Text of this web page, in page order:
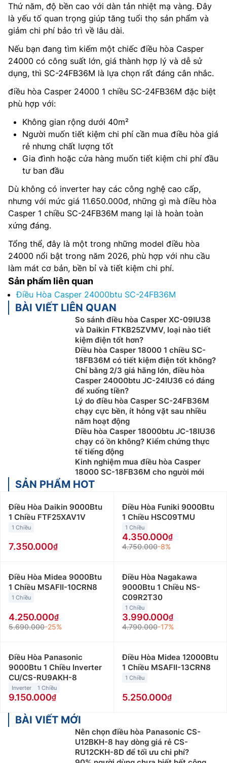
Thứ năm, độ bền cao với dàn tản nhiệt mạ vàng. Đây
là yếu tố quan trọng giúp tăng tuổi thọ sản phẩm và
giảm chi phí bảo trì về lâu dài.
Nếu bạn đang tìm kiếm một chiếc điều hòa Casper
24000 có công suất lớn, giá thành hợp lý và dễ sử
dụng, thì SC-24FB36M là lựa chọn rất đáng cân nhắc.
điều hòa Casper 24000 1 chiều SC-24FB36M đặc biệt
phù hợp với:
Không gian rộng dưới 40m²
Người muốn tiết kiệm chi phí cần mua điều hòa giá
rẻ nhưng chất lượng tốt
Gia đình hoặc cửa hàng muốn tiết kiệm chi phí đầu
tư ban đầu
Dù không có inverter hay các công nghệ cao cấp,
nhưng với mức giá 11.650.000đ, những gì mà điều hòa
Casper 1 chiều SC-24FB36M mang lại là hoàn toàn
xứng đáng.
Tổng thể, đây là một trong những model điều hòa
24000 nổi bật trong năm 2026, phù hợp với nhu cầu
làm mát cơ bản, bền bỉ và tiết kiệm chi phí.
Sản phẩm liên quan
Điều Hòa Casper 24000btu SC-24FB36M
BÀI VIẾT LIÊN QUAN
So sánh điều hòa Casper XC-09IU38
và Daikin FTKB25ZVMV, loại nào tiết
kiệm điện tốt hơn?
Điều hòa Casper 18000 1 chiều SC-
18FB36M có tiết kiệm điện tốt không?
Chỉ bằng 2/3 giá hãng lớn, điều hòa
Casper 24000btu JC-24IU36 có đáng
để xuống tiền?
Lý do điều hòa Casper SC-24FB36M
chạy cực bền, ít hỏng vặt sau nhiều
năm hoạt động
Điều hòa Casper 18000btu JC-18IU36
chạy có ồn không? Kiểm chứng thực
tế tiếng động
Kinh nghiệm mua điều hòa Casper
18000 SC-18FB36M cho người mới
SẢN PHẨM HOT
Điều Hòa Daikin 9000Btu
1 Chiều FTF25XAV1V
1 Chiều
7.350.000
Điều Hòa Funiki 9000Btu
1 Chiều HSC09TMU
1 Chiều
4.350.000
4.750.000-8%
Điều Hòa Midea 9000Btu
1 Chiều MSAFII-10CRN8
1 Chiều
4.250.000
5.690.000-25%
Điều Hòa Nagakawa
9000Btu 1 Chiều NS-
C09R2T30
1 Chiều
3.990.000
4.790.000-17%
Điều Hòa Panasonic
9000Btu 1 Chiều Inverter
CU/CS-RU9AKH-8
Inverter 1 Chiều
9.150.000
Điều Hòa Midea 12000Btu
1 Chiều MSAFII-13CRN8
1 Chiều
5.250.000
BÀI VIẾT MỚI
Nên chọn điều hòa Panasonic CS-
U12BKH-8 hay dòng giá rẻ CS-
RU12CKH-8D để tối ưu chi phí?